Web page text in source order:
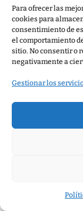
Para ofrecer las
cookies para
consentimiento de
el comportamiento
sitio. No consentir o
negativamente a
Gestionar los
retirar el
En la
procesada
con
el
que
los
permita